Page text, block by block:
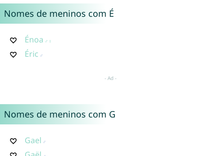
Nomes de meninos com É
Énoa
Éric
Nomes de meninos com G
Gael